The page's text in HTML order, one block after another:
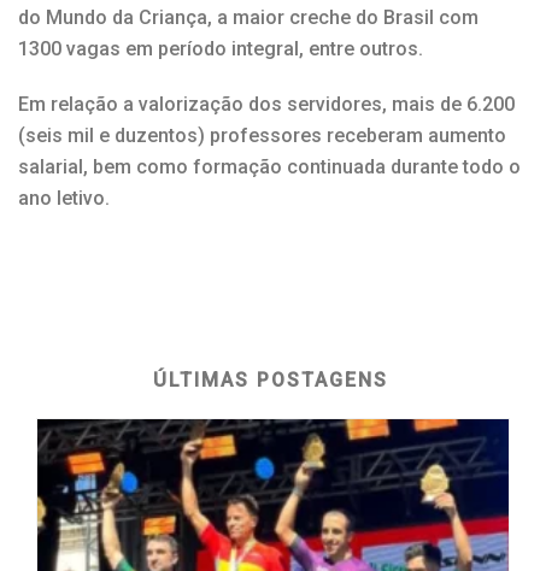
do Mundo da Criança, a maior creche do Brasil com
1300 vagas em período integral, entre outros.
Em relação a valorização dos servidores, mais de 6.200
(seis mil e duzentos) professores receberam aumento
salarial, bem como formação continuada durante todo o
ano letivo.
ÚLTIMAS POSTAGENS